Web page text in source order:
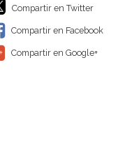
Compartir en Twitter
Compartir en Facebook
Compartir en Google+